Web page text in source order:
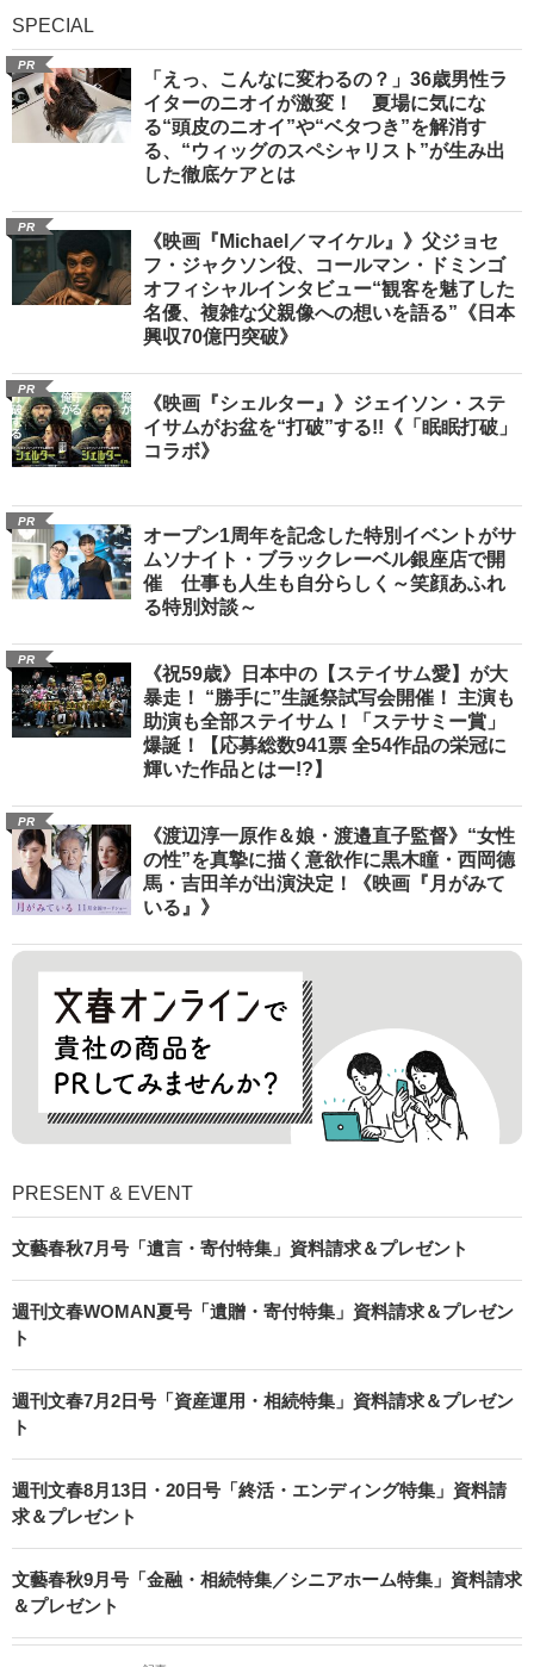
SPECIAL
PR
「えっ、こんなに変わるの？」36歳男性ラ
イターのニオイが激変！ 夏場に気にな
る“頭皮のニオイ”や“ベタつき”を解消す
る、“ウィッグのスペシャリスト”が生み出
した徹底ケアとは
PR
《映画『Michael／マイケル』》父ジョセ
フ・ジャクソン役、コールマン・ドミンゴ
オフィシャルインタビュー“観客を魅了した
名優、複雑な父親像への想いを語る”《日本
興収70億円突破》
PR
《映画『シェルター』》ジェイソン・ステ
イサムがお盆を“打破”する!!《「眠眠打破」
コラボ》
PR
オープン1周年を記念した特別イベントがサ
ムソナイト・ブラックレーベル銀座店で開
催 仕事も人生も自分らしく～笑顔あふれ
る特別対談～
PR
《祝59歳》日本中の【ステイサム愛】が大
暴走！ “勝手に”生誕祭試写会開催！ 主演も
助演も全部ステイサム！「ステサミー賞」
爆誕！【応募総数941票 全54作品の栄冠に
輝いた作品とはー!?】
PR
《渡辺淳一原作＆娘・渡邉直子監督》“女性
の性”を真摯に描く意欲作に黒木瞳・西岡德
馬・吉田羊が出演決定！《映画『月がみて
いる』》
PRESENT & EVENT
文藝春秋7月号「遺言・寄付特集」資料請求＆プレゼント
週刊文春WOMAN夏号「遺贈・寄付特集」資料請求＆プレゼン
ト
週刊文春7月2日号「資産運用・相続特集」資料請求＆プレゼン
ト
週刊文春8月13日・20日号「終活・エンディング特集」資料請
求＆プレゼント
文藝春秋9月号「金融・相続特集／シニアホーム特集」資料請求
＆プレゼント